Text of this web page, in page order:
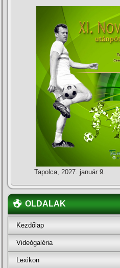
Tapolca, 2027. január 9.
OLDALAK
Kezdőlap
Videógaléria
Lexikon